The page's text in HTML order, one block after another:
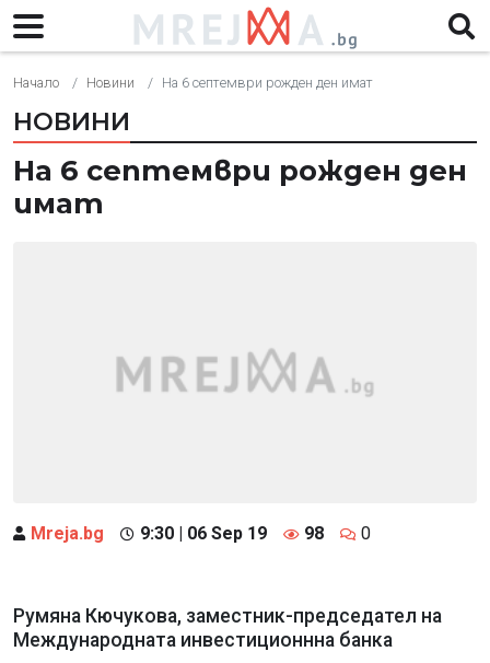
Начало Новини На 6 септември рожден ден имат
НОВИНИ
На 6 септември рожден ден
имат
Mreja.bg 9:30 | 06 Sep 19 98 0
Румяна Кючукова, заместник-председател на
Международната инвестиционнна банка